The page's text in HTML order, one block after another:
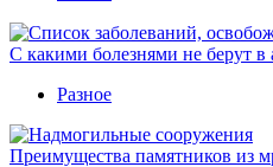
С какими болезнями не берут
Разное
Преимущества памятников из